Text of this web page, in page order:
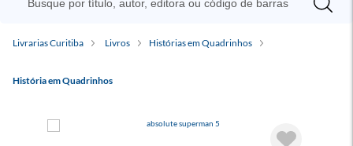
Livrarias Curitiba Livros Histórias em Quadrinhos
História em Quadrinhos